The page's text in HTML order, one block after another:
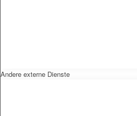
Andere externe Dienste